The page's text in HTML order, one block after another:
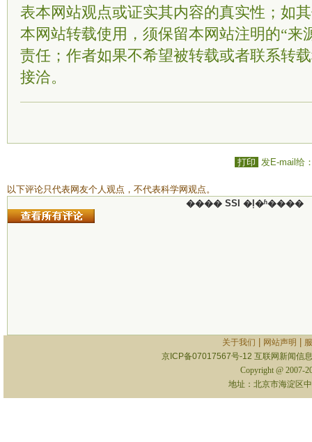
表本网站观点或证实其内容的真实性；如
本网站转载使用，须保留本网站注明的“来
责任；作者如果不希望被转载或者联系转
接洽。
打印 发E-mail给
以下评论只代表网友个人观点，不代表科学网观点。
���� SSI �ļ�ʱ����
关于我们 网站声明
京ICP备07017567号-12 互联网新闻信
Copyright @ 2007-
地址：北京市海淀区